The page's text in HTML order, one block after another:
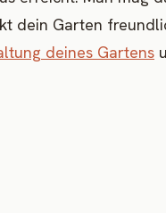
dein Garten
deines Gartens